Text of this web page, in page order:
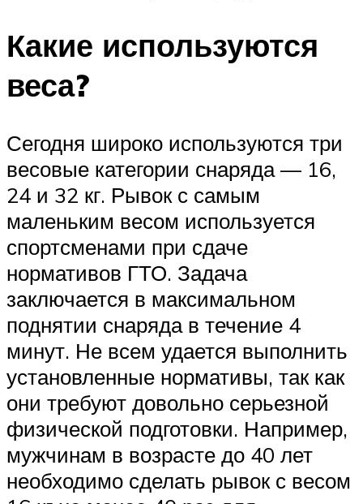
Какие используются
веса?
Сегодня широко используются три
весовые категории снаряда — 16,
24 и 32 кг. Рывок с самым
маленьким весом используется
спортсменами при сдаче
нормативов ГТО. Задача
заключается в максимальном
поднятии снаряда в течение 4
минут. Не всем удается выполнить
установленные нормативы, так как
они требуют довольно серьезной
физической подготовки. Например,
мужчинам в возрасте до 40 лет
необходимо сделать рывок с весом